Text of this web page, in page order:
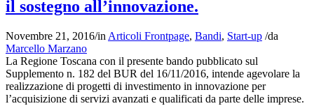
il sostegno all’innovazione.
Novembre 21, 2016/in Articoli Frontpage, Bandi, Start-up /da
Marcello Marzano
La Regione Toscana con il presente bando pubblicato sul
Supplemento n. 182 del BUR del 16/11/2016, intende agevolare la
realizzazione di progetti di investimento in innovazione per
l’acquisizione di servizi avanzati e qualificati da parte delle imprese.